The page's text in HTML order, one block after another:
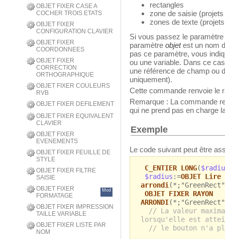
OBJET FIXER CASE A
COCHER TROIS ETATS
OBJET FIXER
CONFIGURATION CLAVIER
OBJET FIXER
COORDONNEES
OBJET FIXER
CORRECTION
ORTHOGRAPHIQUE
OBJET FIXER COULEURS
RVB
OBJET FIXER DEFILEMENT
OBJET FIXER EQUIVALENT
CLAVIER
OBJET FIXER
EVENEMENTS
OBJET FIXER FEUILLE DE
STYLE
OBJET FIXER FILTRE
SAISIE
OBJET FIXER
FORMATAGE
Mod
OBJET FIXER IMPRESSION
TAILLE VARIABLE
OBJET FIXER LISTE PAR
NOM
rectangles
zone de saisie
zones de texte
Si vous passez le
paramètre objetest un nom
pas ce paramètre, vous
ou une variable. Dans ce
une référence de champ ou
uniquement).
Cette commande renvoie le
Remarque : La commande
qui ne prend pas en charge
Exemple
Le code suivant peut être
C_ENTIER LONG(
$radius :=OBJET Lire
arrondi
OBJET FIXER RAYON
ARRONDI
// La valeur
lorsqu'elle est
// le bouton n'a